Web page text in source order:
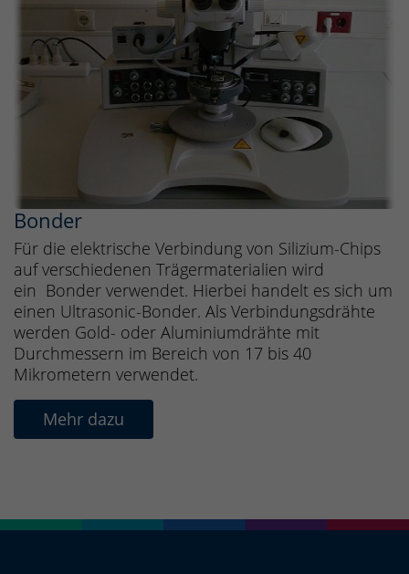
Bonder
Für die elektrische Verbindung von Silizium-Chips
auf verschiedenen Trägermaterialien wird
ein Bonder verwendet. Hierbei handelt es sich um
einen Ultrasonic-Bonder. Als Verbindungsdrähte
werden Gold- oder Aluminiumdrähte mit
Durchmessern im Bereich von 17 bis 40
Mikrometern verwendet.
Mehr dazu